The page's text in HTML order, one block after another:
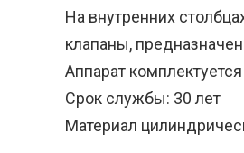
На внутренних
клапаны,
Аппарат
Срок службы: 30 лет
Материал